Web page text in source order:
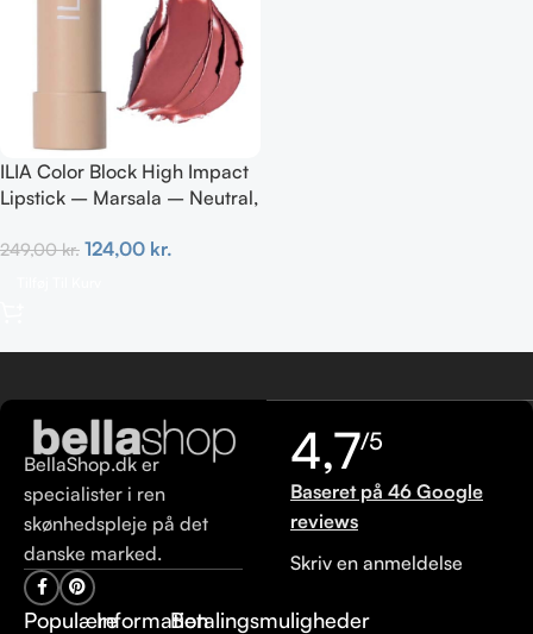
ILIA Color Block High Impact
Lipstick – Marsala – Neutral,
249,00kr. 124,00 kr.
BellaShop.dk er
specialister i ren
skønhedspleje på det
danske marked.
PopulæreInformationBetalingsmuligheder
4,7/5
Baseret på 46 Google
reviews
Skriv en anmeldelse